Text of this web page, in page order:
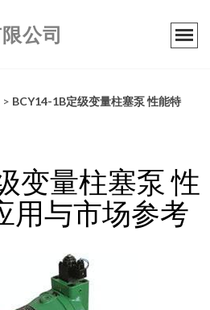
公司
> BCY14-1B定级变量柱塞泵 性能特
级变量柱塞泵 性
用与市场参考